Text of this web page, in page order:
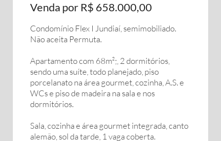
Venda por R$ 658.000,00
Condomínio Flex I Jundiaí, semimobiliado.
Não aceita Permuta.
Apartamento com 68m²;, 2 dormitórios,
sendo uma suíte, todo planejado, piso
porcelanato na área gourmet, cozinha, A.S. e
WCs e piso de madeira na sala e nos
dormitórios.
Sala, cozinha e área gourmet integrada, canto
alemão, sol da tarde, 1 vaga coberta.